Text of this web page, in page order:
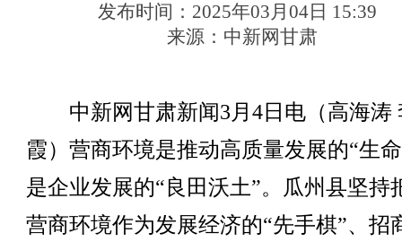
发布时间： 2025年03月04日 15:39
来源： 中新网甘肃
中新网甘肃新闻3月4日电（高海涛
霞）营商环境是推动高质量发展的“生
是企业发展的“良田沃土”。瓜州县坚持
营商环境作为发展经济的“先手棋”、招